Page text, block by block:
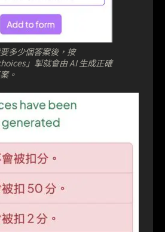
多少個答案後，按
」掣就會由 AI 生成正確
。